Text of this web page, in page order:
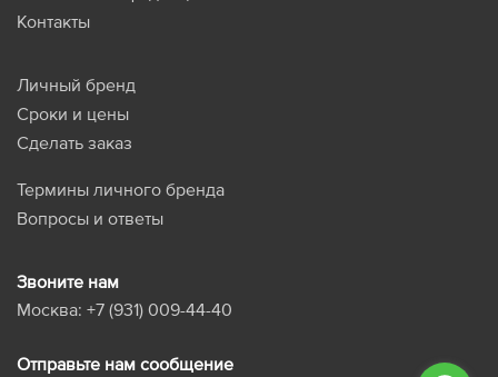
Контакты
Личный бренд
Сроки и цены
Сделать заказ
Термины личного бренда
Вопросы и ответы
Звоните нам
Москва: +7 (931) 009-44-40
Отправьте нам сообщение